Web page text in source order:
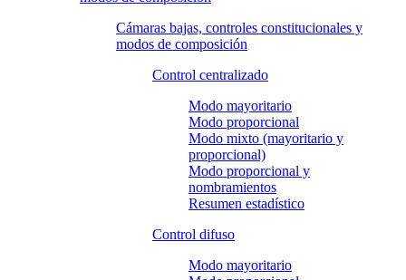
Cámaras bajas, controles constitucionales y
modos de composición
Control centralizado
Modo mayoritario
Modo proporcional
Modo mixto (mayoritario y
proporcional)
Modo proporcional y
nombramientos
Resumen estadístico
Control difuso
Modo mayoritario